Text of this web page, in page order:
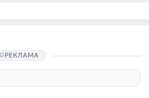
РЕКЛАМА